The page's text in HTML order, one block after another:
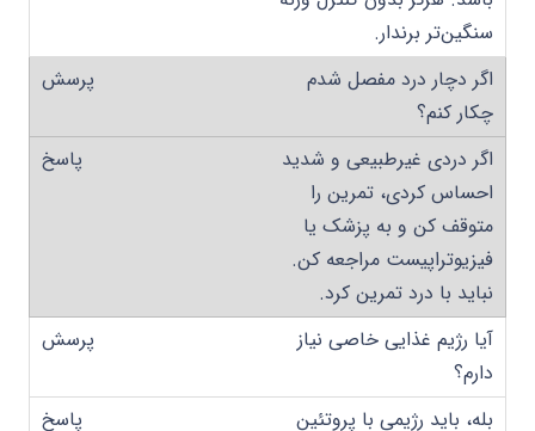
سنگین‌تر برندار.
اگر دچار درد مفصل شدم
چکار کنم؟
اگر دردی غیرطبیعی و شدید
احساس کردی، تمرین را
متوقف کن و به پزشک یا
فیزیوتراپیست مراجعه کن.
نباید با درد تمرین کرد.
آیا رژیم غذایی خاصی نیاز
دارم؟
بله، باید رژیمی با پروتئین